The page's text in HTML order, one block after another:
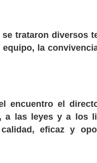
trataron diversos
la
encuentro el
a las leyes y a los
eficaz y